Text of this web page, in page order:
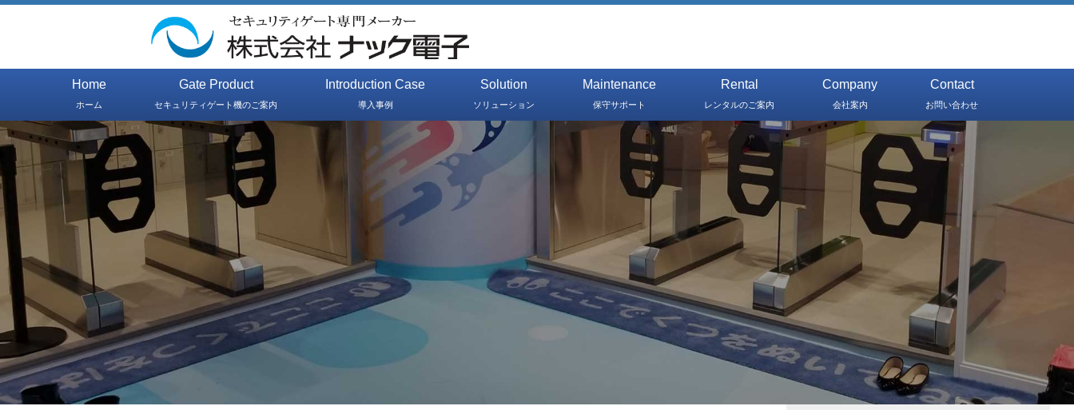
Home
ホーム
Gate Product
セキュリティゲート機のご案内
Introduction Case
導入事例
Solution
ソリューション
Maintenance
保守サポート
Rental
レンタルのご案内
Company
会社案内
Contact
お問い合わせ